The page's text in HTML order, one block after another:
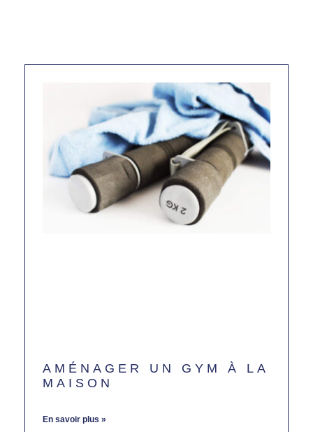
AMÉNAGER UN GYM À LA
MAISON
En savoir plus »